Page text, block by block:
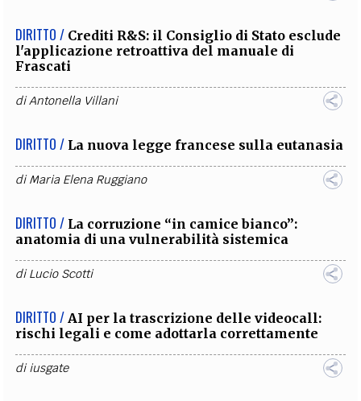
DIRITTO / Crediti R&S: il Consiglio di Stato esclude
l'applicazione retroattiva del manuale di
Frascati
diAntonella Villani
DIRITTO / La nuova legge francese sulla eutanasia
diMaria Elena Ruggiano
DIRITTO / La corruzione “in camice bianco”:
anatomia di una vulnerabilità sistemica
diLucio Scotti
DIRITTO / AI per la trascrizione delle videocall:
rischi legali e come adottarla correttamente
diiusgate